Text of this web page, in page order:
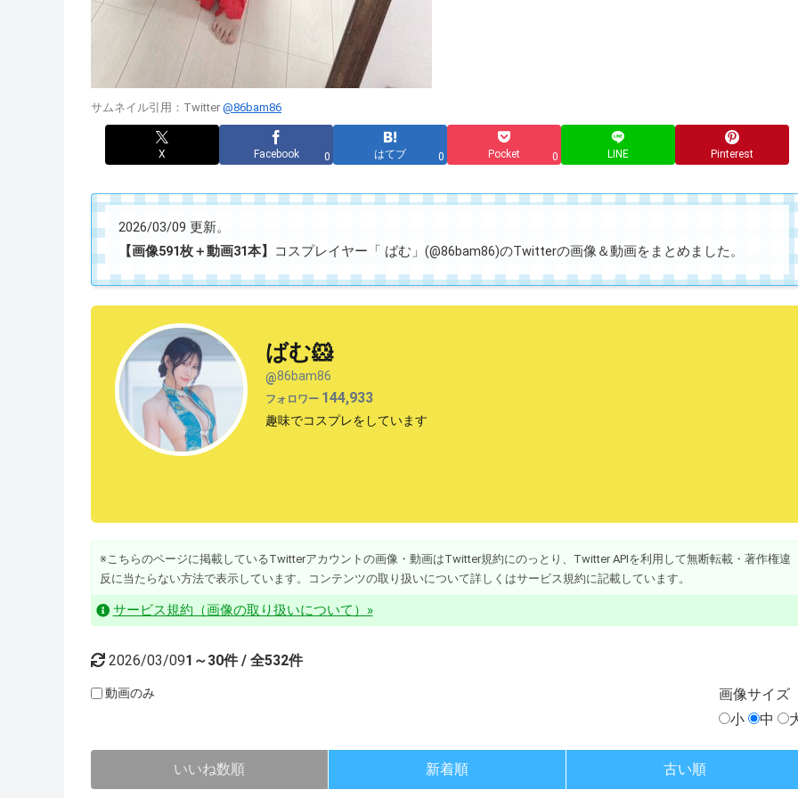
サムネイル引用：Twitter @86bam86
X Facebook 0 はてブ 0 Pocket 0 LINE Pinterest
2026/03/09 更新。
【画像591枚＋動画31本】
コスプレイヤー「 ばむ」(@86bam86)のTwitterの画像＆動画をまとめました。
ばむ🐹
@86bam86
フォロワー 144,933
趣味でコスプレをしています
※こちらのページに掲載しているTwitterアカウントの画像・動画はTwitter規約にのっとり、Twitter APIを利用して無断転載・著作権違
反に当たらない方法で表示しています。コンテンツの取り扱いについて詳しくはサービス規約に記載しています。
サービス規約（画像の取り扱いについて）»
2026/03/091～30件 / 全532件
動画のみ 画像サイズ
小
中
いいね数順 新着順 古い順